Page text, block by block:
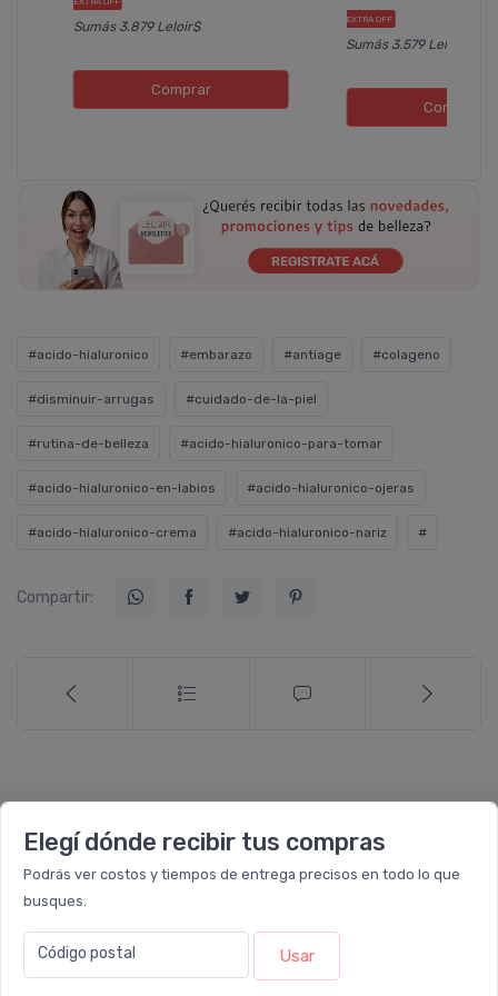
Elegí dónde recibir tus compras
Podrás ver costos y tiempos de entrega precisos en todo lo que
busques.
Código postal Usar
Sumás 3.879 Leloir$
Comprar
EXTRA OFF
Sumás 3.579 Leloir$
Comprar
#acido-hialuronico #embarazo #antiage #colageno
#disminuir-arrugas #cuidado-de-la-piel
#rutina-de-belleza #acido-hialuronico-para-tomar
#acido-hialuronico-en-labios #acido-hialuronico-ojeras
#acido-hialuronico-crema #acido-hialuronico-nariz #
Compartir: